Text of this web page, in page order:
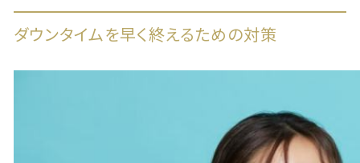
ダウンタイムを早く終えるための対策